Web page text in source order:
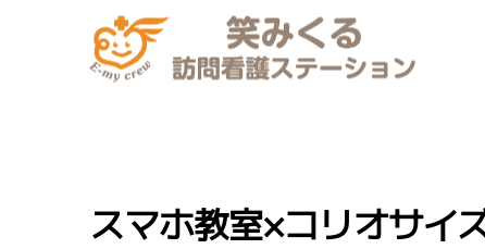
スマホ教室×コリオサイ